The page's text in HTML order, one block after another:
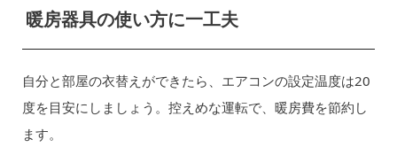
暖房器具の使い方に一工夫
自分と部屋の衣替えができたら、エアコンの設定温度は20
度を目安にしましょう。控えめな運転で、暖房費を節約し
ます。